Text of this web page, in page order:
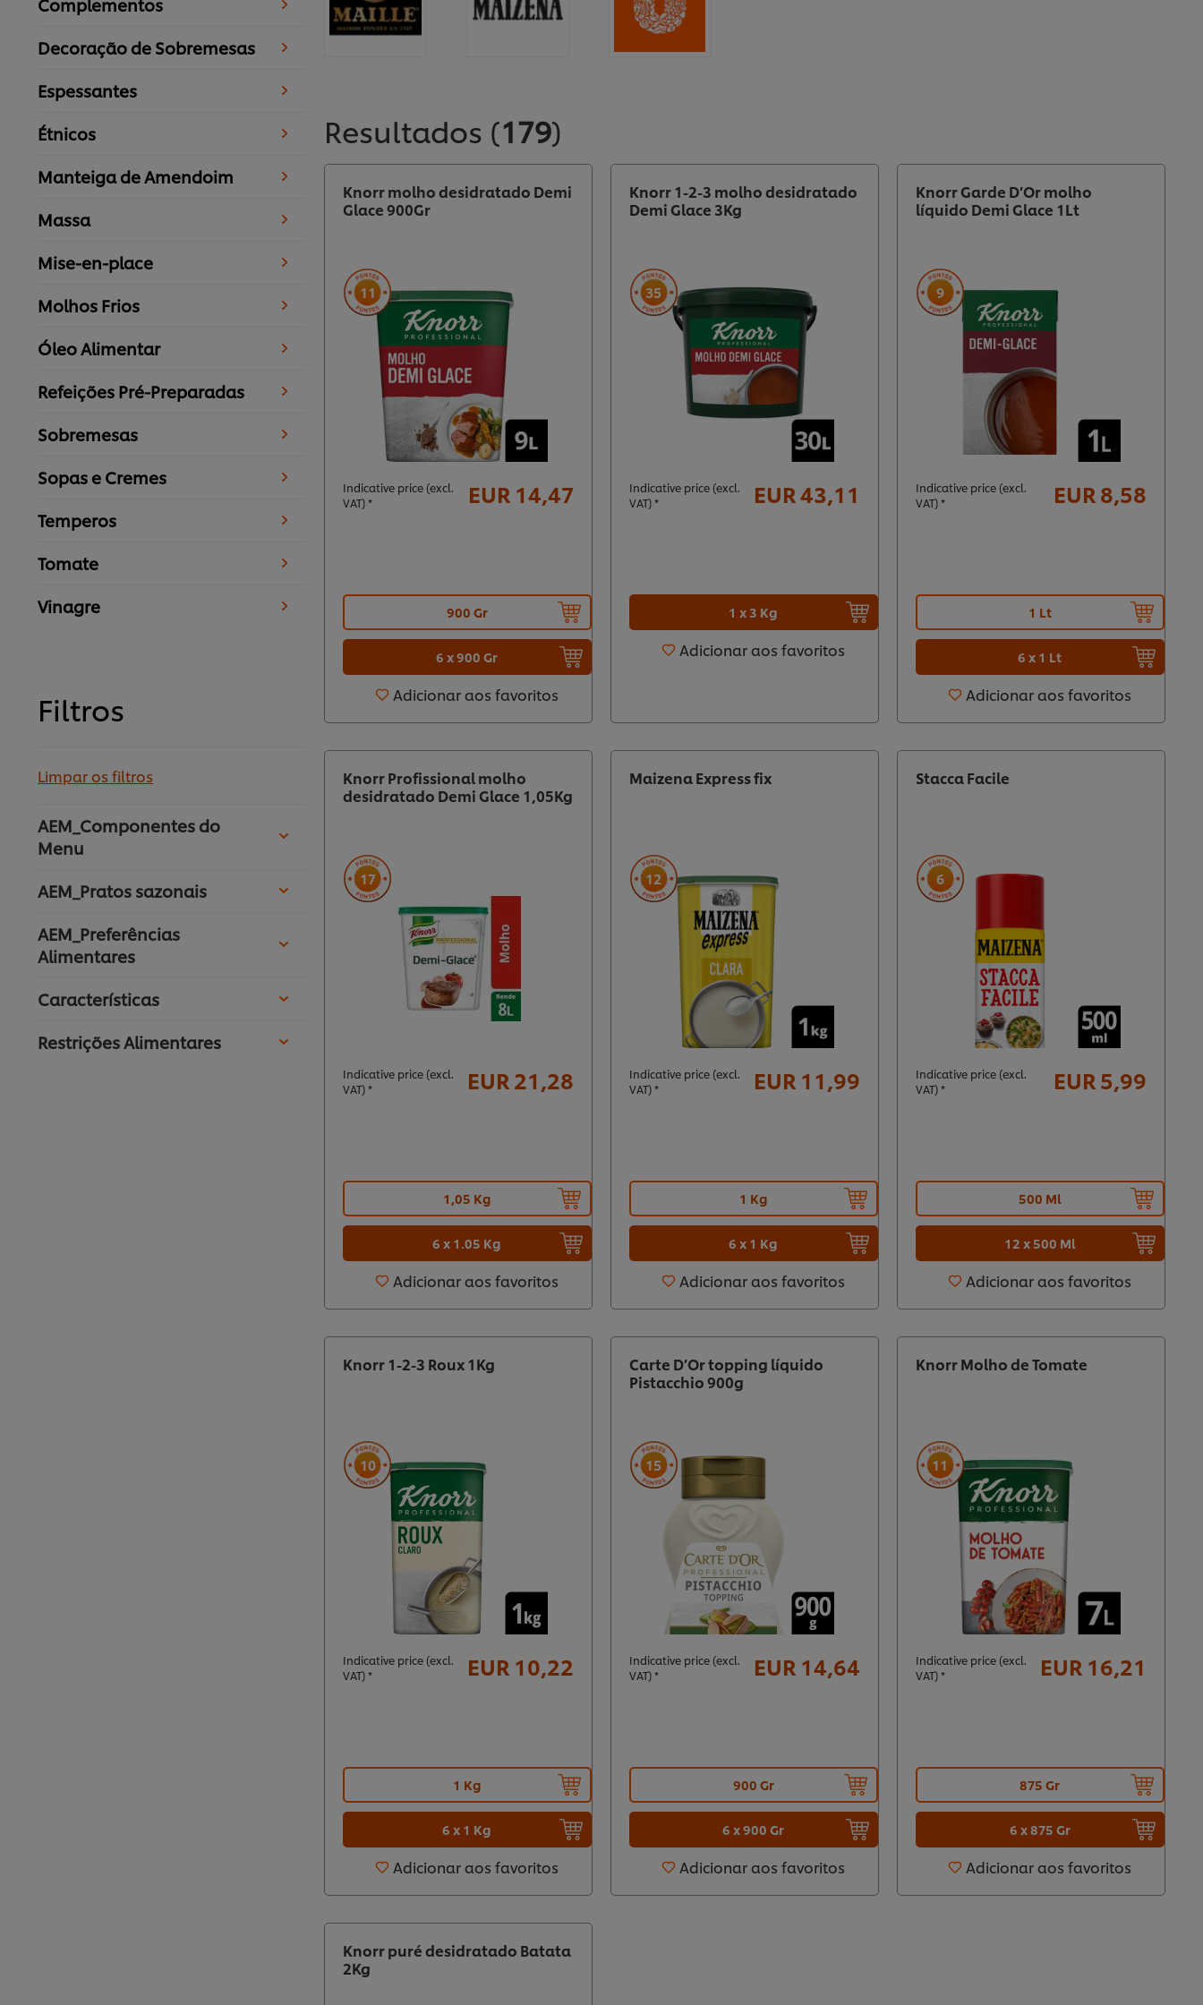
Decoração de Sobremesas
Espessantes
Étnicos
Manteiga de Amendoim
Massa
Mise-en-place
Molhos Frios
Óleo Alimentar
Refeições Pré-Preparadas
Sobremesas
Sopas e Cremes
Temperos
Tomate
Vinagre
Filtros
Limpar os filtros
AEM_Componentes do
Menu
AEM_Pratos sazonais
AEM_Preferências
Alimentares
Características
Restrições Alimentares
Resultados (179)
Knorr molho desidratado Demi
Glace 900Gr
11
Indicative price (excl.
VAT) *
EUR 14,47
900 Gr
6 x 900 Gr
Adicionar aos favoritos
Knorr 1-2-3 molho desidratado
Demi Glace 3Kg
35
Indicative price (excl.
VAT) *
EUR 43,11
1 x 3 Kg
Adicionar aos favoritos
Knorr Garde D’Or molho
líquido Demi Glace 1Lt
9
Indicative price (excl.
VAT) *
EUR 8,58
1 Lt
6 x 1 Lt
Adicionar aos favoritos
Knorr Profissional molho
desidratado Demi Glace 1,05Kg
17
Indicative price (excl.
VAT) *
EUR 21,28
1,05 Kg
6 x 1.05 Kg
Adicionar aos favoritos
Maizena Express fix
12
Indicative price (excl.
VAT) *
EUR 11,99
1 Kg
6 x 1 Kg
Adicionar aos favoritos
Stacca Facile
6
Indicative price (excl.
VAT) *
EUR 5,99
500 Ml
12 x 500 Ml
Adicionar aos favoritos
Knorr 1-2-3 Roux 1Kg
10
Indicative price (excl.
VAT) *
EUR 10,22
1 Kg
6 x 1 Kg
Adicionar aos favoritos
Carte D’Or topping líquido
Pistacchio 900g
15
Indicative price (excl.
VAT) *
EUR 14,64
900 Gr
6 x 900 Gr
Adicionar aos favoritos
Knorr Molho de Tomate
11
Indicative price (excl.
VAT) *
EUR 16,21
875 Gr
6 x 875 Gr
Adicionar aos favoritos
Knorr puré desidratado Batata
2Kg